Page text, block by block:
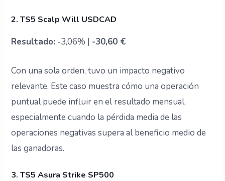
2. TS5 Scalp Will USDCAD
Resultado: -3,06% | -30,60 €
Con una sola orden, tuvo un impacto negativo
relevante. Este caso muestra cómo una operación
puntual puede influir en el resultado mensual,
especialmente cuando la pérdida media de las
operaciones negativas supera al beneficio medio de
las ganadoras.
3. TS5 Asura Strike SP500